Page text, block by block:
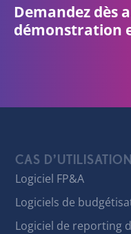
Demandez dès
démonstration
CAS D’UTILISATION
Logiciel FP&A
Logiciels de
Logiciel de reporting